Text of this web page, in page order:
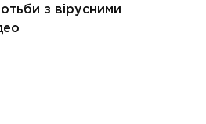
з вірусними